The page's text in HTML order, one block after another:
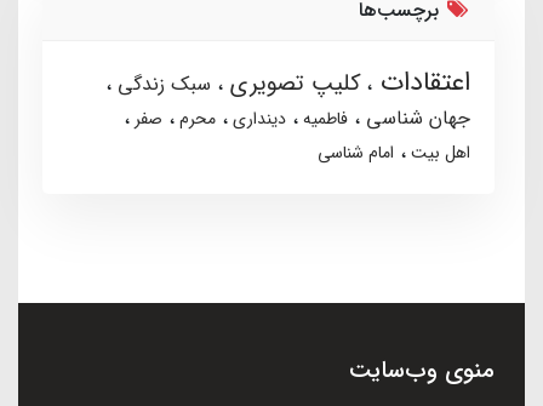
برچسب‌ها
اعتقادات کلیپ تصویری
سبک زندگی
جهان شناسی
فاطمیه دینداری محرم
صفر
اهل بیت
امام شناسی
منوی وب‌سایت